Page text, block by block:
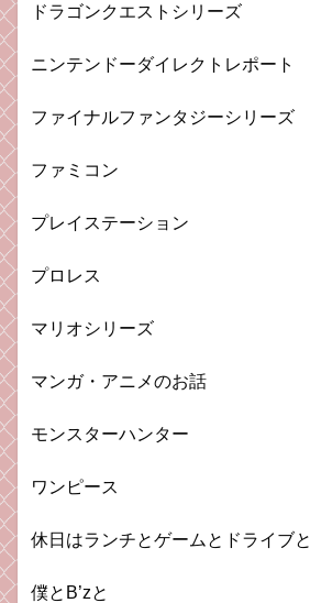
ドラゴンクエストシリーズ
ニンテンドーダイレクトレポート
ファイナルファンタジーシリーズ
ファミコン
プレイステーション
プロレス
マリオシリーズ
マンガ・アニメのお話
モンスターハンター
ワンピース
休日はランチとゲームとドライブと
僕とB’zと